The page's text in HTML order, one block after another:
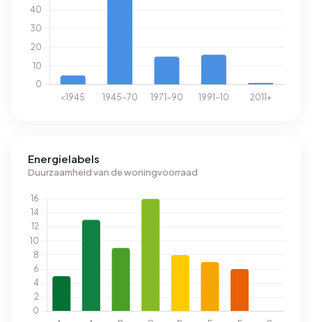
Energielabels
Duurzaamheid van de woningvoorraad